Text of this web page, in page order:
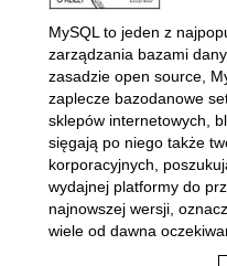
MySQL to jeden z
zarządzania bazami
zasadzie open source,
zaplecze bazodanowe
sklepów internetowych,
sięgają po niego także
korporacyjnych,
wydajnej platformy do
najnowszej wersji,
wiele od dawna